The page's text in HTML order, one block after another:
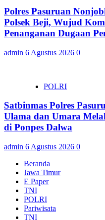
Polres Pasuruan
Polsek Beji, Wujud
Penanganan Dugaan
admin 6 Agustus 2026 0
POLRI
Satbinmas Polres
Ulama dan Umara
di Ponpes Dalwa
admin 6 Agustus 2026 0
Beranda
Jawa Timur
E Paper
TNI
POLRI
Pariwisata
TNI